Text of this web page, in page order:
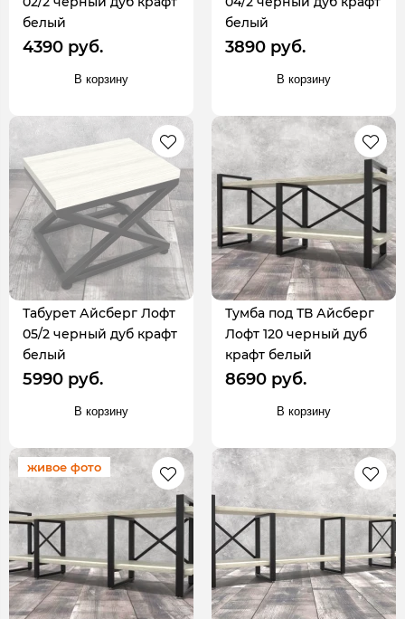
белый
4390 руб.
В корзину
белый
3890 руб.
В корзину
Табурет Айсберг Лофт
05/2 черный дуб крафт
белый
5990 руб.
В корзину
Тумба под ТВ Айсберг
Лофт 120 черный дуб
крафт белый
8690 руб.
В корзину
живое фото